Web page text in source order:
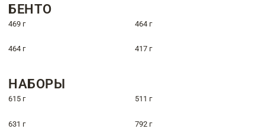
БЕНТО
469 г 464 г
464 г 417 г
НАБОРЫ
615 г 511 г
631 г 792 г